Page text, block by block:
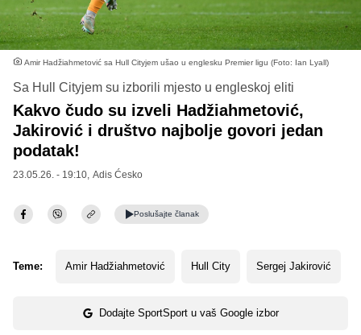
Amir Hadžiahmetović sa Hull Cityjem ušao u englesku Premier ligu (Foto: Ian Lyall)
Sa Hull Cityjem su izborili mjesto u engleskoj eliti
Kakvo čudo su izveli Hadžiahmetović,
Jakirović i društvo najbolje govori jedan
podatak!
23.05.26. - 19:10, Adis Ćesko
Poslušajte članak
Teme: Amir Hadžiahmetović Hull City Sergej Jakirović
Dodajte SportSport u vaš Google izbor